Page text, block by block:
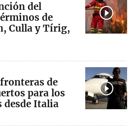
del
de
Culla y Tírig,
de
para los
desde Italia